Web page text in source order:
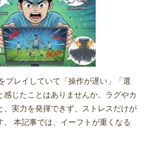
プレイしていて「操作が遅い」「選
感じたことはありませんか。ラグやカ
、実力を発揮できず、ストレスだけが
。 本記事では、イーフトが重くなる